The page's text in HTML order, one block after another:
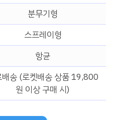
분무기형
스프레이형
항균
배송 (로켓배송 상품 19,800
원 이상 구매 시)